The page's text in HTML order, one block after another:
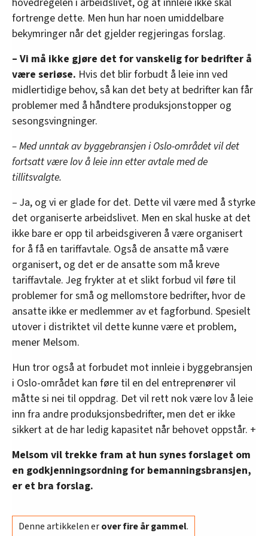
oversikten lengre ned på denne siden.
fortrenge dette. Men hun har noen umiddelbare
bekymringer når det gjelder regjeringas forslag.
– Vi må ikke gjøre det for vanskelig for bedrifter å
være seriøse. Hvis det blir forbudt å leie inn ved
midlertidige behov, så kan det bety at bedrifter kan får
problemer med å håndtere produksjonstopper og
sesongsvingninger.
– Med unntak av byggebransjen i Oslo-området vil det
fortsatt være lov å leie inn etter avtale med de
tillitsvalgte.
– Ja, og vi er glade for det. Dette vil være med å styrke
det organiserte arbeidslivet. Men en skal huske at det
ikke bare er opp til arbeidsgiveren å være organisert
for å få en tariffavtale. Også de ansatte må være
organisert, og det er de ansatte som må kreve
tariffavtale. Jeg frykter at et slikt forbud vil føre til
problemer for små og mellomstore bedrifter, hvor de
ansatte ikke er medlemmer av et fagforbund. Spesielt
utover i distriktet vil dette kunne være et problem,
mener Melsom.
Hun tror også at forbudet mot innleie i byggebransjen
i Oslo-området kan føre til en del entreprenører vil
måtte si nei til oppdrag. Det vil rett nok være lov å leie
inn fra andre produksjonsbedrifter, men det er ikke
sikkert at de har ledig kapasitet når behovet oppstår. +
Melsom vil trekke fram at hun synes forslaget om
en godkjenningsordning for bemanningsbransjen,
er et bra forslag.
Denne artikkelen erover fire år gammel.